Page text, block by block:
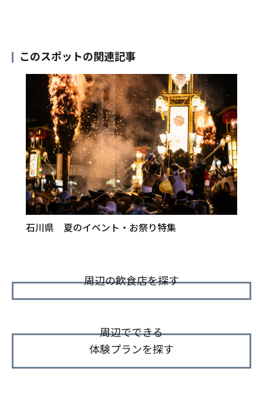
このスポットの関連記事
石川県 夏のイベント・お祭り特集
周辺の飲食店を探す
周辺でできる
体験プランを探す